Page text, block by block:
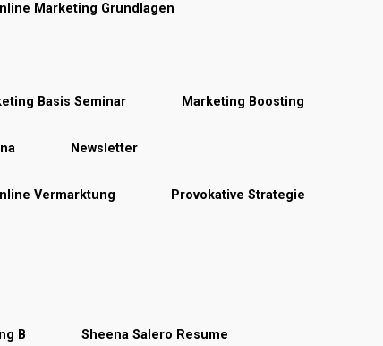
Marketing Grundlagen
Basis Seminar Marketing Boosting
Newsletter
Vermarktung Provokative Strategie
B Sheena Salero Resume